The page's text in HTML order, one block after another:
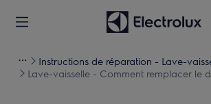
Instructions de réparation - Lave-
Lave-vaisselle - Comment remplacer le